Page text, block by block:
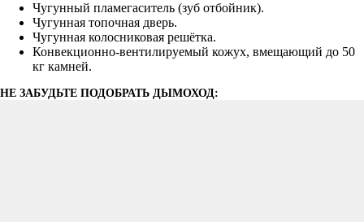
Чугунный пламегаситель (зуб отбойник).
Чугунная топочная дверь.
Чугунная колосниковая решётка.
Конвекционно-вентилируемый кожух, вмещающий до 50
кг камней.
НЕ ЗАБУДЬТЕ ПОДОБРАТЬ ДЫМОХОД: